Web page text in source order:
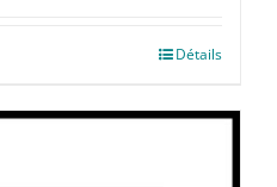
Détails